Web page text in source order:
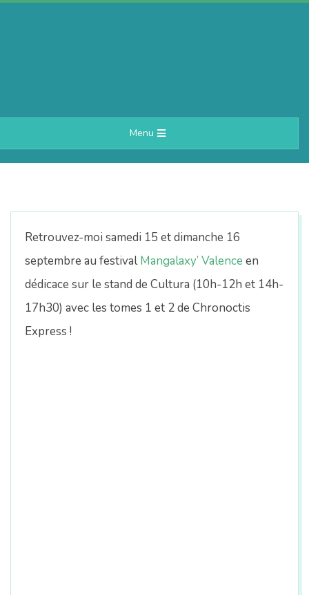
A
e
r
n
n
Navigation
Menu
Retrouvez-moi samedi 15 et dimanche 16
septembre au festivalMangalaxy’ Valence en
dédicace sur le stand de Cultura (10h-12h et 14h-
17h30) avec les tomes 1 et 2 de Chronoctis
Express !